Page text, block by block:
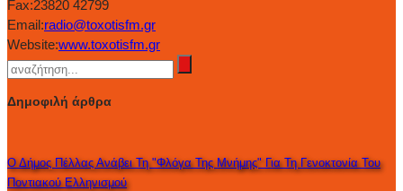
Fax:23820 42799
Email:radio@toxotisfm.gr
Website:www.toxotisfm.gr
Δημοφιλή άρθρα
Ο Δήμος Πέλλας Ανάβει Τη "Φλόγα Της Μνήμης" Για Τη Γενοκτονία Του
Ποντιακού Ελληνισμού